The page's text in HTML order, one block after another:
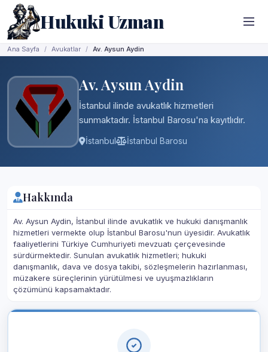
Hukuki Uzman
Ana Sayfa Avukatlar Av. Aysun Aydin
Av. Aysun Aydin
İstanbul ilinde avukatlık hizmetleri
sunmaktadır. İstanbul Barosu'na kayıtlıdır.
İstanbul İstanbul Barosu
Hakkında
Av. Aysun Aydin, İstanbul ilinde avukatlık ve hukuki danışmanlık
hizmetleri vermekte olup İstanbul Barosu'nun üyesidir. Avukatlık
faaliyetlerini Türkiye Cumhuriyeti mevzuatı çerçevesinde
sürdürmektedir. Sunulan avukatlık hizmetleri; hukuki
danışmanlık, dava ve dosya takibi, sözleşmelerin hazırlanması,
müzakere süreçlerinin yürütülmesi ve uyuşmazlıkların
çözümünü kapsamaktadır.